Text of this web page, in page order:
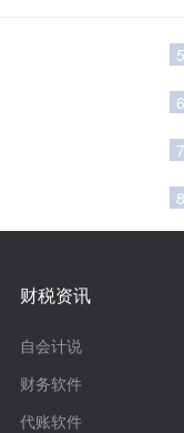
5
6
7
8
财税资讯
自会计说
财务软件
代账软件